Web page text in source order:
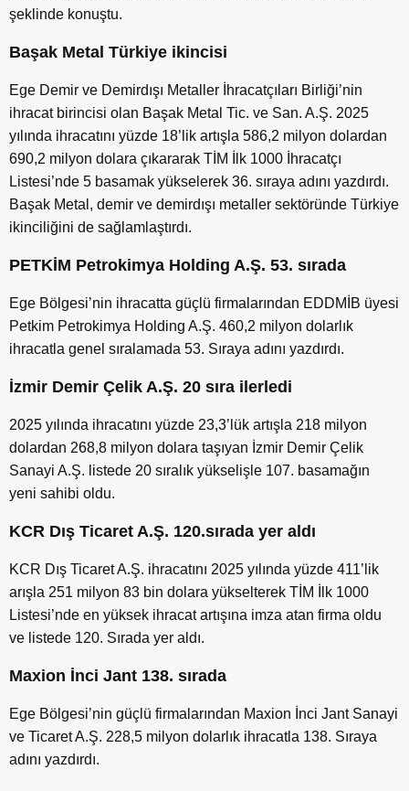
şeklinde konuştu.
Başak Metal Türkiye ikincisi
Ege Demir ve Demirdışı Metaller İhracatçıları Birliği’nin
ihracat birincisi olan Başak Metal Tic. ve San. A.Ş. 2025
yılında ihracatını yüzde 18’lik artışla 586,2 milyon dolardan
690,2 milyon dolara çıkararak TİM İlk 1000 İhracatçı
Listesi’nde 5 basamak yükselerek 36. sıraya adını yazdırdı.
Başak Metal, demir ve demirdışı metaller sektöründe Türkiye
ikinciliğini de sağlamlaştırdı.
PETKİM Petrokimya Holding A.Ş. 53. sırada
Ege Bölgesi’nin ihracatta güçlü firmalarından EDDMİB üyesi
Petkim Petrokimya Holding A.Ş. 460,2 milyon dolarlık
ihracatla genel sıralamada 53. Sıraya adını yazdırdı.
İzmir Demir Çelik A.Ş. 20 sıra ilerledi
2025 yılında ihracatını yüzde 23,3’lük artışla 218 milyon
dolardan 268,8 milyon dolara taşıyan İzmir Demir Çelik
Sanayi A.Ş. listede 20 sıralık yükselişle 107. basamağın
yeni sahibi oldu.
KCR Dış Ticaret A.Ş. 120.sırada yer aldı
KCR Dış Ticaret A.Ş. ihracatını 2025 yılında yüzde 411’lik
arışla 251 milyon 83 bin dolara yükselterek TİM İlk 1000
Listesi’nde en yüksek ihracat artışına imza atan firma oldu
ve listede 120. Sırada yer aldı.
Maxion İnci Jant 138. sırada
Ege Bölgesi’nin güçlü firmalarından Maxion İnci Jant Sanayi
ve Ticaret A.Ş. 228,5 milyon dolarlık ihracatla 138. Sıraya
adını yazdırdı.